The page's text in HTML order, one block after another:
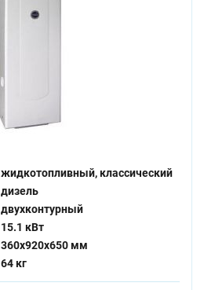
жидкотопливный, классический
дизель
двухконтурный
15.1 кВт
360x920x650 мм
64 кг